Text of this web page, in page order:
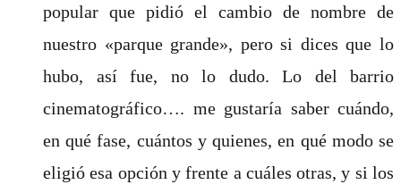
popular que pidió el cambio de nombre de
nuestro «parque grande», pero si dices que lo
hubo, así fue, no lo dudo. Lo del barrio
cinematográfico…. me gustaría saber cuándo,
en qué fase, cuántos y quienes, en qué modo se
eligió esa opción y frente a cuáles otras, y si los